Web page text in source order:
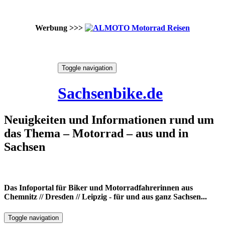
Werbung >>>
Toggle navigation
Sachsenbike.de
Neuigkeiten und Informationen rund um
das Thema – Motorrad – aus und in
Sachsen
Das Infoportal für Biker und Motorradfahrerinnen aus
Chemnitz // Dresden // Leipzig - für und aus ganz Sachsen...
Toggle navigation